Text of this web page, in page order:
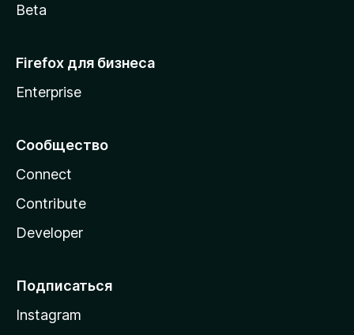
Beta
Firefox для бизнеса
Enterprise
Сообщество
Connect
Contribute
Developer
Подписаться
Instagram